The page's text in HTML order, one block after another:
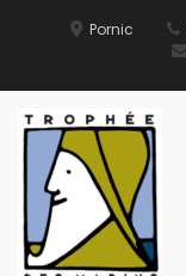
Pornic